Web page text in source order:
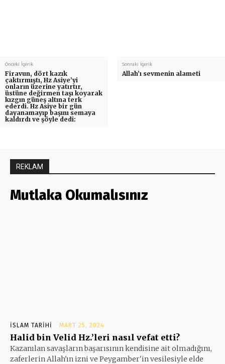
Önceki İçerik
Firavun, dört kazık
çaktırmıştı, Hz Asiye’yi
onların üzerine yatırtır,
üstüne değirmen taşı koyarak
kızgın güneş altına terk
ederdi. Hz Asiye bir gün
dayanamayıp başını semaya
kaldırdı ve şöyle dedi:
Sonraki İçerik
Allah’ı sevmenin alameti
REKLAM
Mutlaka Okumalısınız
İSLAM TARIHI MART 25, 2024
Halid bin Velid Hz.’leri nasıl vefat etti?
Kazanılan savaşların başarısının kendisine ait olmadığını,
zaferlerin Allah'ın izni ve Peygamber'in vesilesiyle elde